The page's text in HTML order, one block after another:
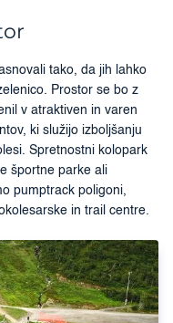
tako, da jih lahko
Prostor se bo z
v atraktiven in varen
ki služijo izboljšanju
Spretnostni kolopark
športne parke ali
pumptrack poligoni,
in trail centre.